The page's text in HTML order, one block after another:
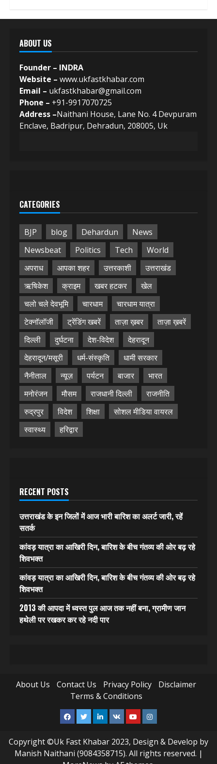
ABOUT US
Founder – INDRA
Website – www.ukfastkhabar.com
Email – ukfastkhabar@gmail.com
Phone – +91-9917070725
Address –Naithani House, Lane No. 4 Devpuram
Enclave, Badripur, Dehradun, 208005, Uk
CATEGORIES
BJP blog Dehardun
News
Newsbeat
Politics Tech
World
अपराध
आपका शहर उत्तरकाशी
उत्तराखंड
ऋषिकेश
क्राइम खबर हटकर
खेल
चलो चले देवभूमि
चारधाम
चारधाम यात्रा
टेक्नॉलॉजी
ट्रेंडिंग खबरें ताज़ा ख़बर
ताज़ा ख़बरें
दिल्ली
दुर्घटना देश-विदेश
देहरादून
देहरादून/मसूरी
धर्म-संस्कृति
धामी सरकार
नैनीताल
न्यूज़ पर्यटन बाजार
भारत
मनोरंजन
मौसम राजधानी दिल्ली
राजनीति
रुद्रपुर
विदेश शिक्षा
सोशल मीडिया वायरल
स्वास्थ्य
हरिद्वार
RECENT POSTS
उत्तराखंड के इन जिलों में आज भारी बारिश का अलर्ट जारी, रहें
सतर्क
कांवड़ यात्रा का आखिरी दिन, बारिश के बीच गंतव्य की ओर बढ़ रहे
शिवभक्त
कांवड़ यात्रा का आखिरी दिन, बारिश के बीच गंतव्य की ओर बढ़ रहे
शिवभक्त
2013 की आपदा में ध्वस्त पुल आज तक नहीं बना, ग्रामीण जान
हथेली पर रखकर कर रहे नदी पार
About Us Contact Us Privacy Policy
Disclaimer
Terms & Conditions
Facebook
TwitterLinkedin
VK YoutubeInstagram
Copyright ©Uk Fast Khabar 2023, Design & Develop by
Manish Naithani (9084358715). All rights reserved. |